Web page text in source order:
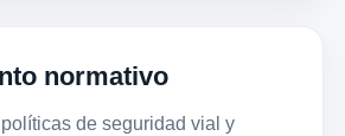
normativo
de seguridad vial y